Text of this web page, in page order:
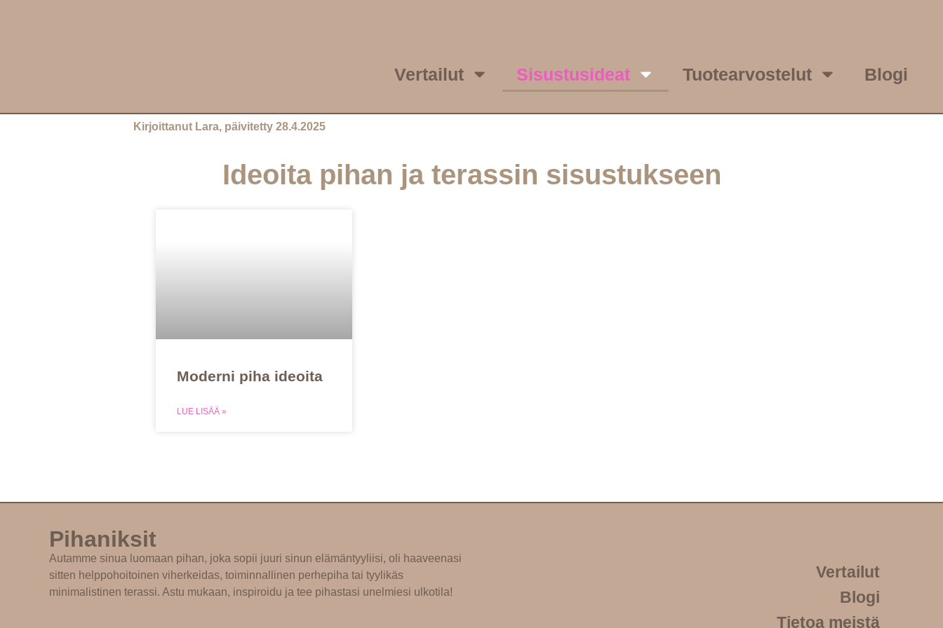
Vertailut Sisustusideat Tuotearvostelut Blogi
Kirjoittanut Lara, päivitetty 28.4.2025
Ideoita pihan ja terassin sisustukseen
Moderni piha ideoita
LUE LISÄÄ »
Pihaniksit
Autamme sinua luomaan pihan, joka sopii juuri sinun elämäntyyliisi, oli haaveenasi
sitten helppohoitoinen viherkeidas, toiminnallinen perhepiha tai tyylikäs
minimalistinen terassi. Astu mukaan, inspiroidu ja tee pihastasi unelmiesi ulkotila!
Vertailut
Blogi
Tietoa meistä